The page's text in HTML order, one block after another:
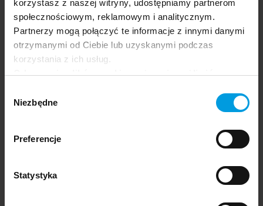
korzystasz z naszej witryny, udostępniamy partnerom
społecznościowym, reklamowym i analitycznym.
Partnerzy mogą połączyć te informacje z innymi danymi
otrzymanymi od Ciebie lub uzyskanymi podczas
korzystania z ich usług.
Odrzucenie plików cookie może uniemożliwić
oferowanych na naszej stronie, w tym m.in. z
zgody
Niezbędne
Preferencje
Statystyka
Manipulacja i wpływ społeczny
Radosław